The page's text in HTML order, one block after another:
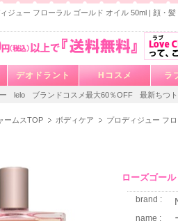
ジュー フローラル ゴールド オイル 50ml | 顔・
デオドラント Hコスメ ラ
lelo ブランドコスメ最大60％OFF 最新ちつ
ームスTOP ボディケア プロディジュー フ
ローズゴー
brand :
name :